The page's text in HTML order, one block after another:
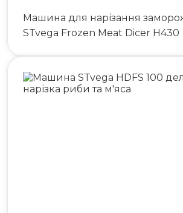
Машина для нарізання
STvega Frozen Meat Dicer H430